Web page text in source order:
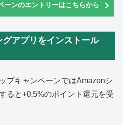
ーンのエントリーはこちらから
アプリをインストール
プキャンペーンではAmazonシ
ると+0.5%のポイント還元を受